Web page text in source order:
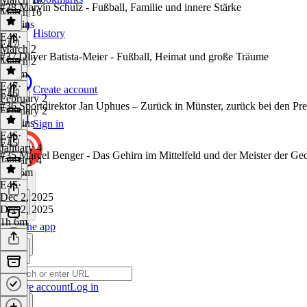
History
Create account
Sign in
Get the app
Create accountLog in
March 16
19 mins
#38 Marvin Schulz - Fußball, Familie und innere Stärke
E48·
March 2
March 2
1h 8m
E47
#37 Oliver Batista-Meier - Fußball, Heimat und große Träume
E47·
February 2
February 2
56 mins
E46
#36 Sportdirektor Jan Uphues – Zurück in Münster, zurück bei den
E46·
January 4
January 4
1h 16m
E45
#35 Marcel Benger - Das Gehirn im Mittelfeld und der Meister der
E45·
Dec 2, 2025
Dec 2, 2025
1h 6m